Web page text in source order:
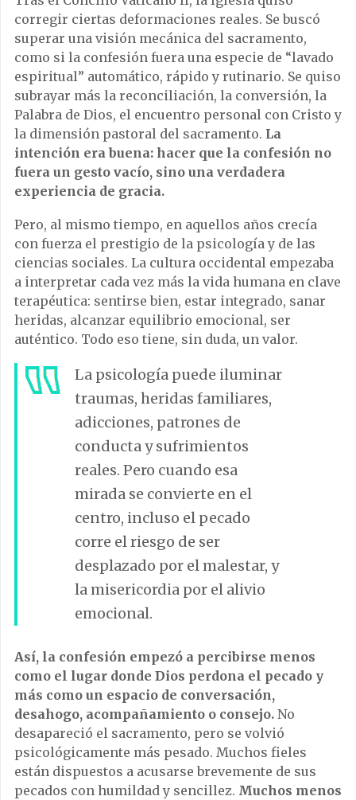
corregir ciertas deformaciones reales. Se buscó
superar una visión mecánica del sacramento,
como si la confesión fuera una especie de “lavado
espiritual” automático, rápido y rutinario. Se quiso
subrayar más la reconciliación, la conversión, la
Palabra de Dios, el encuentro personal con Cristo y
la dimensión pastoral del sacramento. La
intención era buena: hacer que la confesión no
fuera un gesto vacío, sino una verdadera
experiencia de gracia.
Pero, al mismo tiempo, en aquellos años crecía
con fuerza el prestigio de la psicología y de las
ciencias sociales. La cultura occidental empezaba
a interpretar cada vez más la vida humana en clave
terapéutica: sentirse bien, estar integrado, sanar
heridas, alcanzar equilibrio emocional, ser
auténtico. Todo eso tiene, sin duda, un valor.
La psicología puede iluminar
traumas, heridas familiares,
adicciones, patrones de
conducta y sufrimientos
reales. Pero cuando esa
mirada se convierte en el
centro, incluso el pecado
corre el riesgo de ser
desplazado por el malestar, y
la misericordia por el alivio
emocional.
Así, la confesión empezó a percibirse menos
como el lugar donde Dios perdona el pecado y
más como un espacio de conversación,
desahogo, acompañamiento o consejo. No
desapareció el sacramento, pero se volvió
psicológicamente más pesado. Muchos fieles
están dispuestos a acusarse brevemente de sus
pecados con humildad y sencillez. Muchos menos